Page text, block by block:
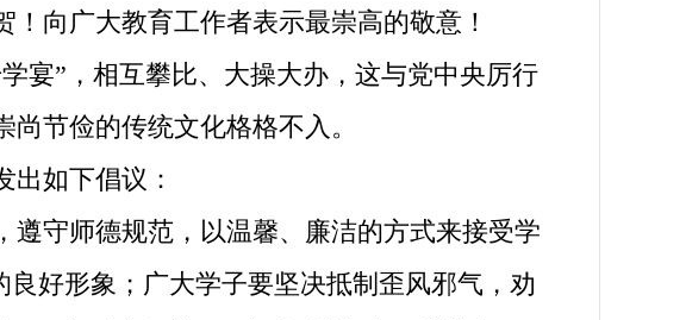
向广大教育工作者表示最崇高的敬意！
”，相互攀比、大操大办，这与党中央厉行
节俭的传统文化格格不入。
如下倡议：
守师德规范，以温馨、廉洁的方式来接受学
好形象；广大学子要坚决抵制歪风邪气，劝